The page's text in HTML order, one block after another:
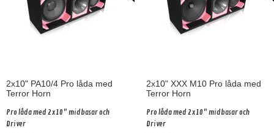
2x10" PA10/4 Pro låda med
Terror Horn
Pro låda med 2x10" midbasar och
Driver
2x10" XXX M10 Pro låda med
Terror Horn
Pro låda med 2x10" midbasar och
Driver